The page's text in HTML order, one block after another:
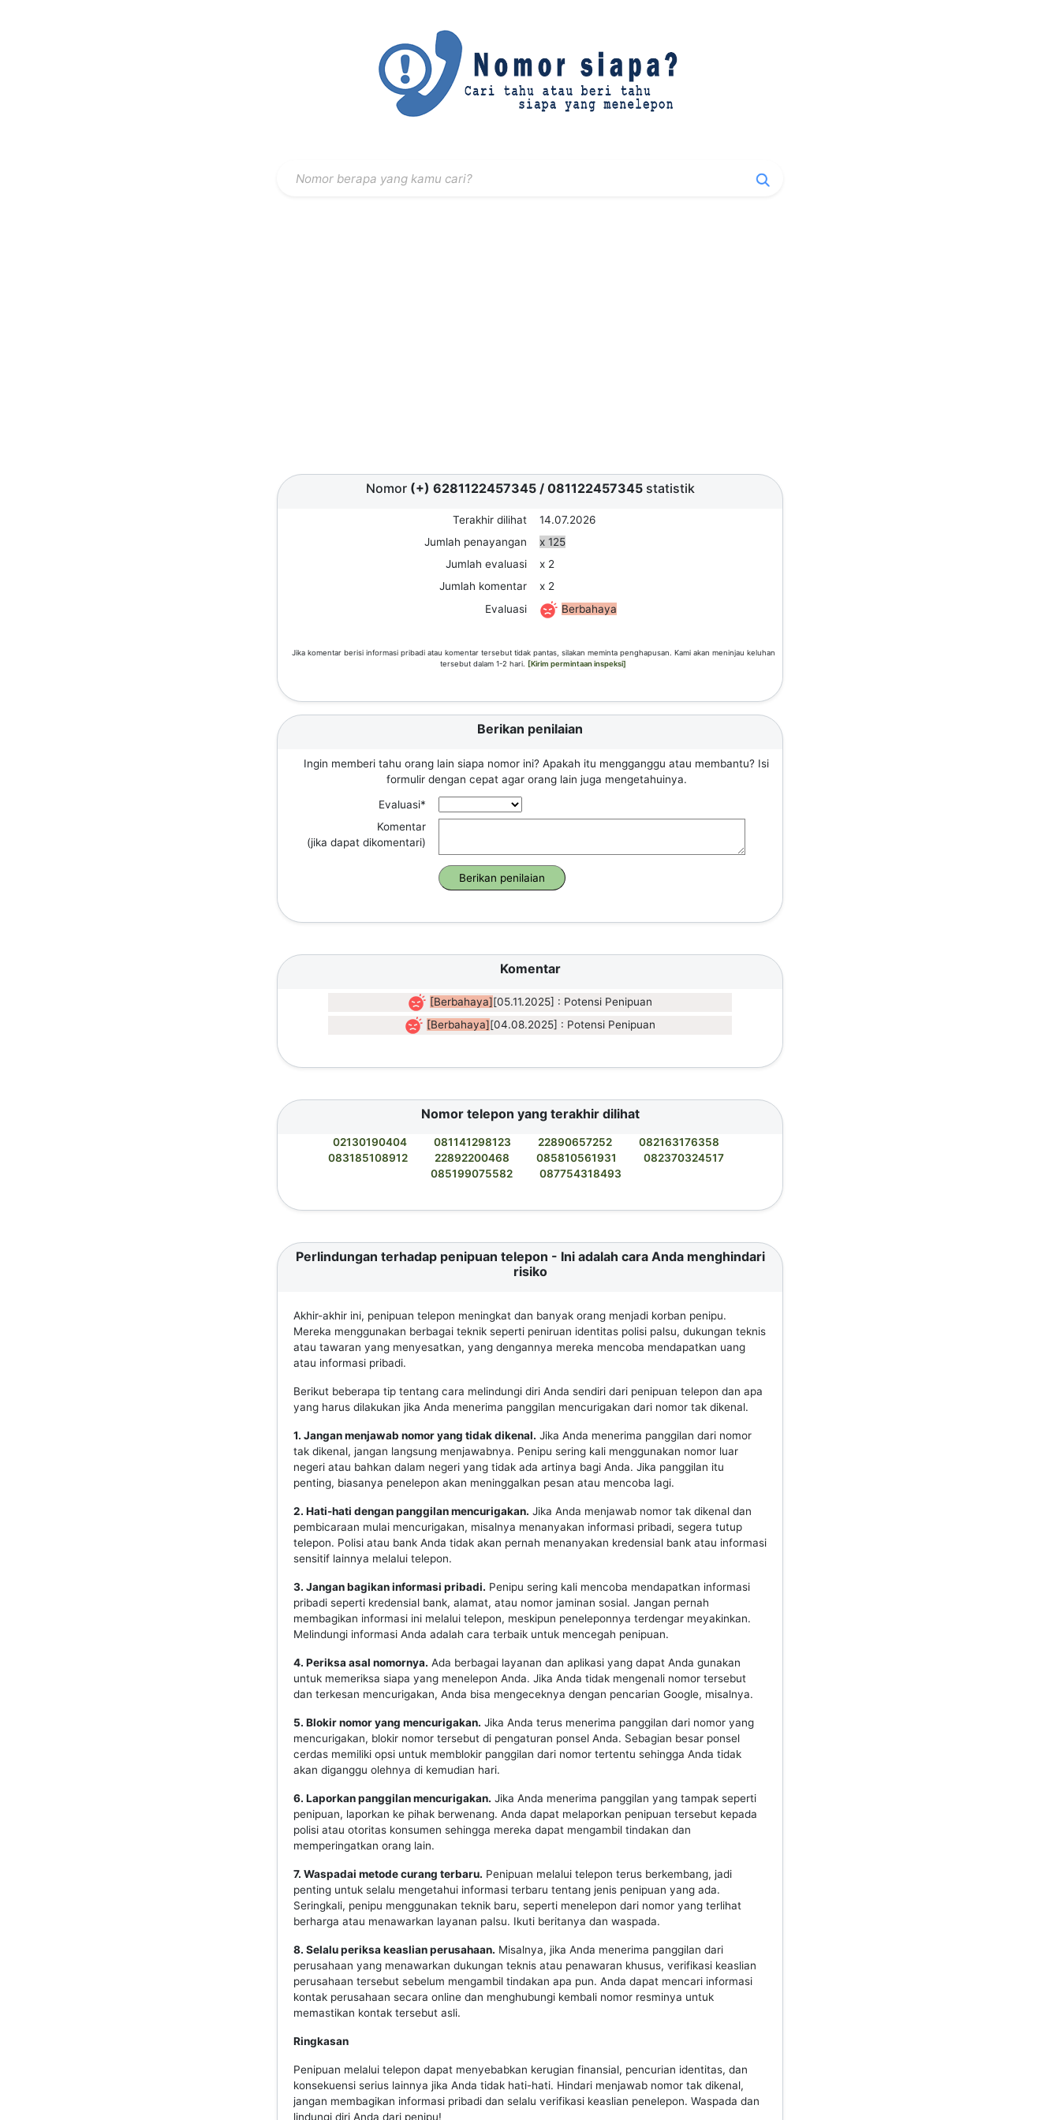
Nomor (+) 6281122457345 /081122457345 statistik
Terakhir dilihat
14.07.2026
Jumlah penayangan
x 125
Jumlah evaluasi
x 2
Jumlah komentar
x 2
Evaluasi
Berbahaya
Jika komentar berisi informasi pribadi atau komentar tersebut tidak pantas, silakan meminta penghapusan. Kami akan meninjau keluhan
tersebut dalam 1-2 hari. [Kirim permintaan inspeksi]
Berikan penilaian
Ingin memberi tahu orang lain siapa nomor ini? Apakah itu mengganggu atau membantu? Isi
formulir dengan cepat agar orang lain juga mengetahuinya.
Evaluasi*
Komentar
(jika dapat dikomentari)
Komentar
[Berbahaya][05.11.2025] : Potensi Penipuan
[Berbahaya][04.08.2025] : Potensi Penipuan
Nomor telepon yang terakhir dilihat
02130190404 081141298123 22890657252
082163176358
083185108912
22892200468 085810561931
082370324517
085199075582
087754318493
Perlindungan terhadap penipuan telepon - Ini adalah cara Anda menghindari
risiko
Akhir-akhir ini, penipuan telepon meningkat dan banyak orang menjadi korban penipu.
Mereka menggunakan berbagai teknik seperti peniruan identitas polisi palsu, dukungan teknis
atau tawaran yang menyesatkan, yang dengannya mereka mencoba mendapatkan uang
atau informasi pribadi.
Berikut beberapa tip tentang cara melindungi diri Anda sendiri dari penipuan telepon dan apa
yang harus dilakukan jika Anda menerima panggilan mencurigakan dari nomor tak dikenal.
1. Jangan menjawab nomor yang tidak dikenal. Jika Anda menerima panggilan dari nomor
tak dikenal, jangan langsung menjawabnya. Penipu sering kali menggunakan nomor luar
negeri atau bahkan dalam negeri yang tidak ada artinya bagi Anda. Jika panggilan itu
penting, biasanya penelepon akan meninggalkan pesan atau mencoba lagi.
2. Hati-hati dengan panggilan mencurigakan. Jika Anda menjawab nomor tak dikenal dan
pembicaraan mulai mencurigakan, misalnya menanyakan informasi pribadi, segera tutup
telepon. Polisi atau bank Anda tidak akan pernah menanyakan kredensial bank atau informasi
sensitif lainnya melalui telepon.
3. Jangan bagikan informasi pribadi. Penipu sering kali mencoba mendapatkan informasi
pribadi seperti kredensial bank, alamat, atau nomor jaminan sosial. Jangan pernah
membagikan informasi ini melalui telepon, meskipun peneleponnya terdengar meyakinkan.
Melindungi informasi Anda adalah cara terbaik untuk mencegah penipuan.
4. Periksa asal nomornya. Ada berbagai layanan dan aplikasi yang dapat Anda gunakan
untuk memeriksa siapa yang menelepon Anda. Jika Anda tidak mengenali nomor tersebut
dan terkesan mencurigakan, Anda bisa mengeceknya dengan pencarian Google, misalnya.
5. Blokir nomor yang mencurigakan. Jika Anda terus menerima panggilan dari nomor yang
mencurigakan, blokir nomor tersebut di pengaturan ponsel Anda. Sebagian besar ponsel
cerdas memiliki opsi untuk memblokir panggilan dari nomor tertentu sehingga Anda tidak
akan diganggu olehnya di kemudian hari.
6. Laporkan panggilan mencurigakan. Jika Anda menerima panggilan yang tampak seperti
penipuan, laporkan ke pihak berwenang. Anda dapat melaporkan penipuan tersebut kepada
polisi atau otoritas konsumen sehingga mereka dapat mengambil tindakan dan
memperingatkan orang lain.
7. Waspadai metode curang terbaru. Penipuan melalui telepon terus berkembang, jadi
penting untuk selalu mengetahui informasi terbaru tentang jenis penipuan yang ada.
Seringkali, penipu menggunakan teknik baru, seperti menelepon dari nomor yang terlihat
berharga atau menawarkan layanan palsu. Ikuti beritanya dan waspada.
8. Selalu periksa keaslian perusahaan. Misalnya, jika Anda menerima panggilan dari
perusahaan yang menawarkan dukungan teknis atau penawaran khusus, verifikasi keaslian
perusahaan tersebut sebelum mengambil tindakan apa pun. Anda dapat mencari informasi
kontak perusahaan secara online dan menghubungi kembali nomor resminya untuk
memastikan kontak tersebut asli.
Ringkasan
Penipuan melalui telepon dapat menyebabkan kerugian finansial, pencurian identitas, dan
konsekuensi serius lainnya jika Anda tidak hati-hati. Hindari menjawab nomor tak dikenal,
jangan membagikan informasi pribadi dan selalu verifikasi keaslian penelepon. Waspada dan
lindungi diri Anda dari penipu!